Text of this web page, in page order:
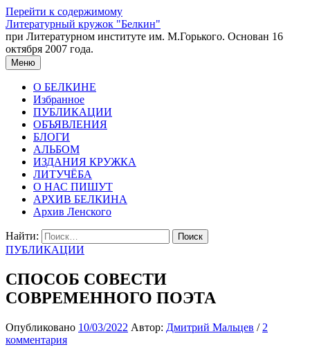
Перейти к содержимому
Литературный кружок "Белкин"
при Литературном институте им. М.Горького. Основан 16
октября 2007 года.
Меню
О БЕЛКИНЕ
Избранное
ПУБЛИКАЦИИ
ОБЪЯВЛЕНИЯ
БЛОГИ
АЛЬБОМ
ИЗДАНИЯ КРУЖКА
ЛИТУЧЁБА
О НАС ПИШУТ
АРХИВ БЕЛКИНА
Архив Ленского
Найти:
ПУБЛИКАЦИИ
СПОСОБ СОВЕСТИ
СОВРЕМЕННОГО ПОЭТА
Опубликовано 10/03/2022 Автор: Дмитрий Мальцев / 2
комментария